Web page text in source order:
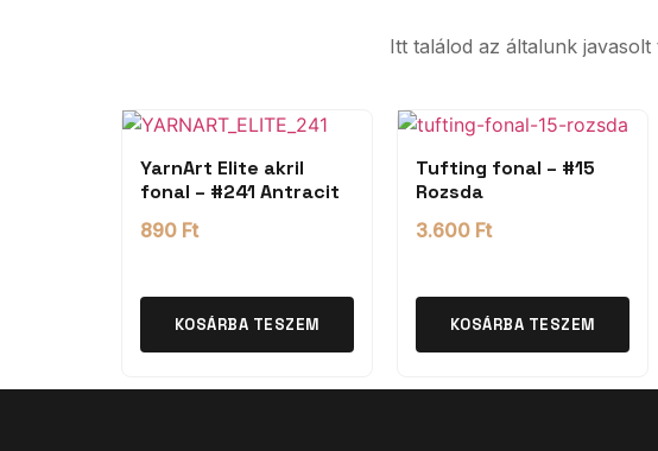
Itt találod az általunk
YarnArt Elite akril
fonal – #241 Antracit
890 Ft
KOSÁRBA TESZEM
Tufting fonal – #15
Rozsda
3.600 Ft
KOSÁRBA TESZEM